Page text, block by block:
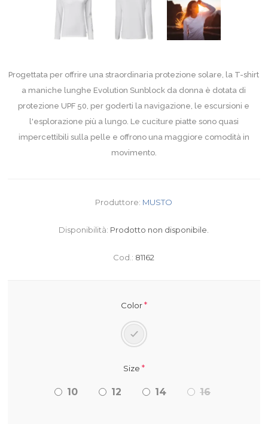
Progettata per offrire una straordinaria protezione solare, la T-shirt
a maniche lunghe Evolution Sunblock da donna è dotata di
protezione UPF 50, per goderti la navigazione, le escursioni e
l'esplorazione più a lungo. Le cuciture piatte sono quasi
impercettibili sulla pelle e offrono una maggiore comodità in
movimento.
Produttore: MUSTO
Disponibilità: Prodotto non disponibile.
Cod.: 81162
Color*
Size *
10 12 14 16